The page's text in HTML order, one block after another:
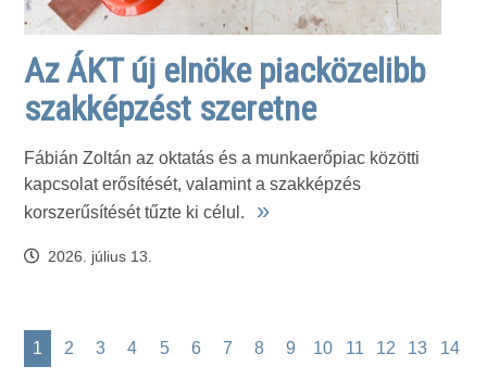
Az ÁKT új elnöke piacközelibb
szakképzést szeretne
Fábián Zoltán az oktatás és a munkaerőpiac közötti
kapcsolat erősítését, valamint a szakképzés
korszerűsítését tűzte ki célul.
»
2026. július 13.
1 2 3 4 5 6 7 8 9 10 11 12 13 14